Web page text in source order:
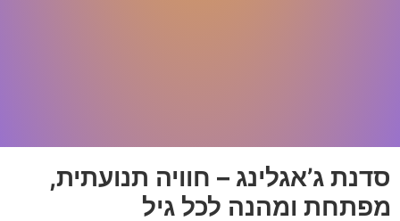
סדנת ג’אגלינג – חוויה תנועתית,
מפתחת ומהנה לכל גיל